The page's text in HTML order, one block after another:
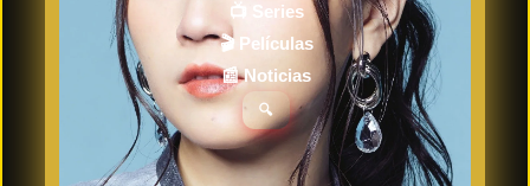
📺 Series
🎬 Películas
📰 Noticias
🔍